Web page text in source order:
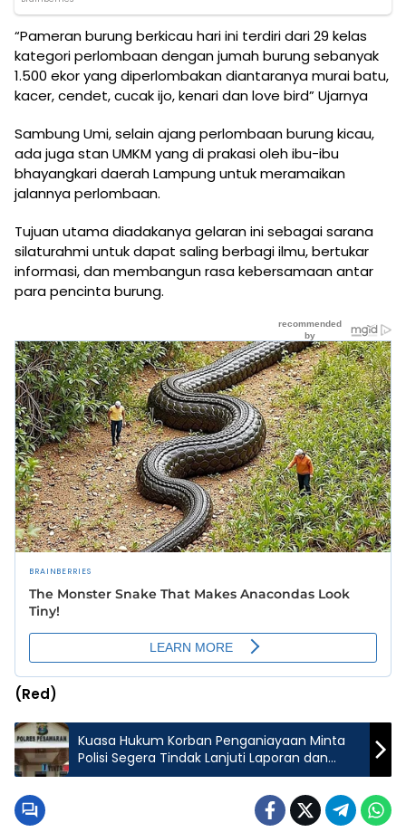
“Pameran burung berkicau hari ini terdiri dari 29 kelas
kategori perlombaan dengan jumah burung sebanyak
1.500 ekor yang diperlombakan diantaranya murai batu,
kacer, cendet, cucak ijo, kenari dan love bird” Ujarnya
Sambung Umi, selain ajang perlombaan burung kicau,
ada juga stan UMKM yang di prakasi oleh ibu-ibu
bhayangkari daerah Lampung untuk meramaikan
jalannya perlombaan.
Tujuan utama diadakanya gelaran ini sebagai sarana
silaturahmi untuk dapat saling berbagi ilmu, bertukar
informasi, dan membangun rasa kebersamaan antar
para pencinta burung.
(Red)
Kuasa Hukum Korban Penganiayaan Minta
Polisi Segera Tindak Lanjuti Laporan dan
Tangkap Pelaku.